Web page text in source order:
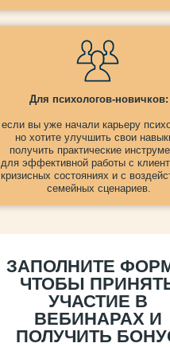
Для психологов-новичков:
если вы уже начали карьеру
но хотите улучшить свои
получить практические
для эффективной работы с
кризисных состояниях и с
семейных сценариев.
ЗАПОЛНИТЕ
ЧТОБЫ
УЧАСТИЕ В
ВЕБИНАРАХ И
ПОЛУЧИТЬ